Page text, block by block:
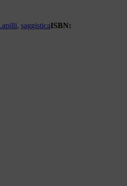
, saggisticaISBN: